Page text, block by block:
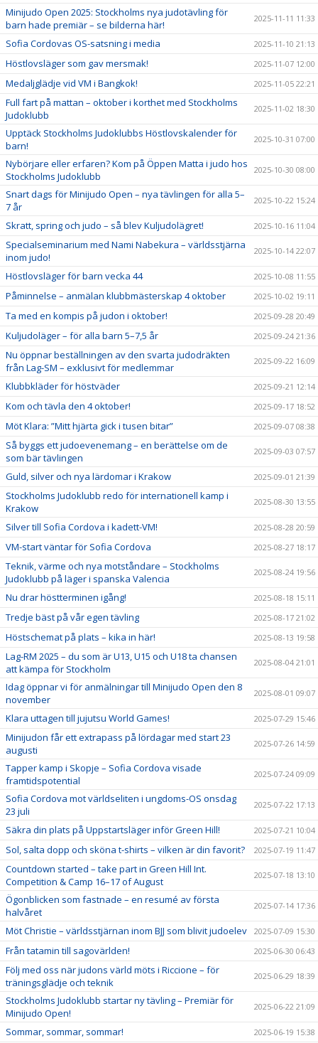
Minijudo Open 2025: Stockholms nya judotävling för
barn hade premiär – se bilderna här!
2025-11-11 11:33
Sofia Cordovas OS-satsning i media 2025-11-10 21:13
Höstlovsläger som gav mersmak! 2025-11-07 12:00
Medaljglädje vid VM i Bangkok! 2025-11-05 22:21
Full fart på mattan – oktober i korthet med Stockholms
Judoklubb
2025-11-02 18:30
Upptäck Stockholms Judoklubbs Höstlovskalender för
barn!
2025-10-31 07:00
Nybörjare eller erfaren? Kom på Öppen Matta i judo hos
Stockholms Judoklubb
2025-10-30 08:00
Snart dags för Minijudo Open – nya tävlingen för alla 5–
7 år
2025-10-22 15:24
Skratt, spring och judo – så blev Kuljudolägret! 2025-10-16 11:04
Specialseminarium med Nami Nabekura – världsstjärna
inom judo!
2025-10-14 22:07
Höstlovsläger för barn vecka 44 2025-10-08 11:55
Påminnelse – anmälan klubbmästerskap 4 oktober 2025-10-02 19:11
Ta med en kompis på judon i oktober! 2025-09-28 20:49
Kuljudoläger – för alla barn 5–7,5 år 2025-09-24 21:36
Nu öppnar beställningen av den svarta judodräkten
från Lag-SM – exklusivt för medlemmar
2025-09-22 16:09
Klubbkläder för höstväder 2025-09-21 12:14
Kom och tävla den 4 oktober! 2025-09-17 18:52
Möt Klara: ”Mitt hjärta gick i tusen bitar” 2025-09-07 08:38
Så byggs ett judoevenemang – en berättelse om de
som bär tävlingen
2025-09-03 07:57
Guld, silver och nya lärdomar i Krakow 2025-09-01 21:39
Stockholms Judoklubb redo för internationell kamp i
Krakow
2025-08-30 13:55
Silver till Sofia Cordova i kadett-VM! 2025-08-28 20:59
VM-start väntar för Sofia Cordova 2025-08-27 18:17
Teknik, värme och nya motståndare – Stockholms
Judoklubb på läger i spanska Valencia
2025-08-24 19:56
Nu drar höstterminen igång! 2025-08-18 15:11
Tredje bäst på vår egen tävling 2025-08-17 21:02
Höstschemat på plats – kika in här! 2025-08-13 19:58
Lag-RM 2025 – du som är U13, U15 och U18 ta chansen
att kämpa för Stockholm
2025-08-04 21:01
Idag öppnar vi för anmälningar till Minijudo Open den 8
november
2025-08-01 09:07
Klara uttagen till jujutsu World Games! 2025-07-29 15:46
Minijudon får ett extrapass på lördagar med start 23
augusti
2025-07-26 14:59
Tapper kamp i Skopje – Sofia Cordova visade
framtidspotential
2025-07-24 09:09
Sofia Cordova mot världseliten i ungdoms-OS onsdag
23 juli
2025-07-22 17:13
Säkra din plats på Uppstartsläger inför Green Hill! 2025-07-21 10:04
Sol, salta dopp och sköna t-shirts – vilken är din favorit? 2025-07-19 11:47
Countdown started – take part in Green Hill Int.
Competition & Camp 16–17 of August
2025-07-18 13:10
Ögonblicken som fastnade – en resumé av första
halvåret
2025-07-14 17:36
Möt Christie – världsstjärnan inom BJJ som blivit judoelev 2025-07-09 15:30
Från tatamin till sagovärlden! 2025-06-30 06:43
Följ med oss när judons värld möts i Riccione – för
träningsglädje och teknik
2025-06-29 18:39
Stockholms Judoklubb startar ny tävling – Premiär för
Minijudo Open!
2025-06-22 21:09
Sommar, sommar, sommar! 2025-06-19 15:38